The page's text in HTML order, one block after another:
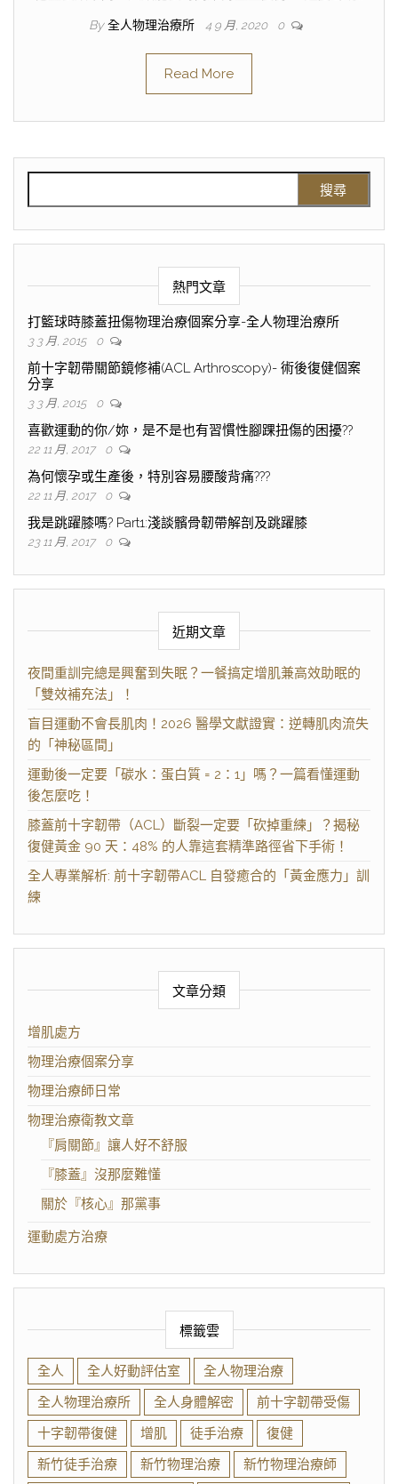
By 全人物理治療所 4 9 月, 2020 0
Read More
熱門文章
打籃球時膝蓋扭傷物理治療個案分享-全人物理治療所
3 3 月, 2015 0
前十字韌帶關節鏡修補(ACL Arthroscopy)- 術後復健個案
分享
3 3 月, 2015 0
喜歡運動的你/妳，是不是也有習慣性腳踝扭傷的困擾??
22 11 月, 2017 0
為何懷孕或生產後，特別容易腰酸背痛???
22 11 月, 2017 0
我是跳躍膝嗎? Part1:淺談髕骨韌帶解剖及跳躍膝
23 11 月, 2017 0
近期文章
夜間重訓完總是興奮到失眠？一餐搞定增肌兼高效助眠的
「雙效補充法」！
盲目運動不會長肌肉！2026 醫學文獻證實：逆轉肌肉流失
的「神秘區間」
運動後一定要「碳水：蛋白質 = 2：1」嗎？一篇看懂運動
後怎麼吃！
膝蓋前十字韌帶（ACL）斷裂一定要「砍掉重練」？揭秘
復健黃金 90 天：48% 的人靠這套精準路徑省下手術！
全人專業解析: 前十字韌帶ACL 自發癒合的「黃金應力」訓
練
文章分類
增肌處方
物理治療個案分享
物理治療師日常
物理治療衛教文章
『肩關節』讓人好不舒服
『膝蓋』沒那麼難懂
關於『核心』那黨事
運動處方治療
標籤雲
全人 全人好動評估室
全人物理治療
全人物理治療所
全人身體解密
前十字韌帶受傷
十字韌帶復健
增肌 徒手治療
復健
新竹徒手治療
新竹物理治療 新竹物理治療師